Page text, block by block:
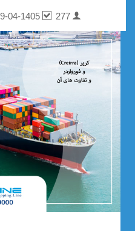
mirsaberi mahdi
04-1405 277